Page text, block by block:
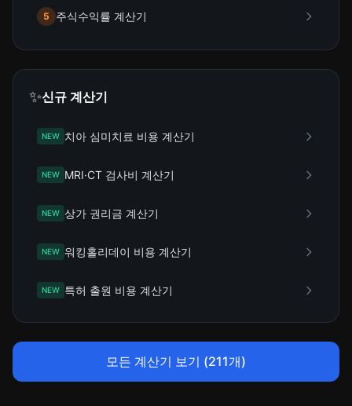
5 주식수익률 계산기
✨신규 계산기
NEW 치아 심미치료 비용 계산기
NEW MRI·CT 검사비 계산기
NEW 상가 권리금 계산기
NEW 워킹홀리데이 비용 계산기
NEW 특허 출원 비용 계산기
모든 계산기 보기 (211개)